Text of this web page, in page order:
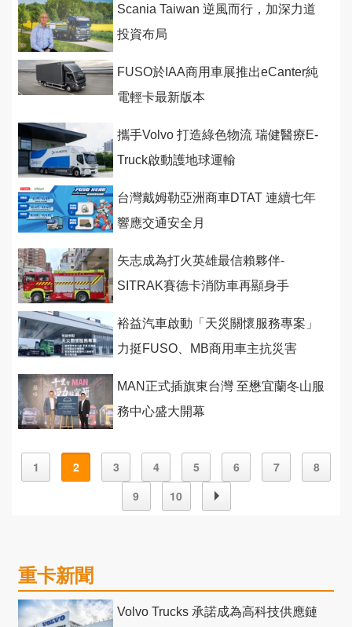
Scania Taiwan 逆風而行，加深力道
投資布局
FUSO於IAA商用車展推出eCanter純
電輕卡最新版本
攜手Volvo 打造綠色物流 瑞健醫療E-
Truck啟動護地球運輸
台灣戴姆勒亞洲商車DTAT 連續七年
響應交通安全月
矢志成為打火英雄最信賴夥伴-
SITRAK賽德卡消防車再顯身手
裕益汽車啟動「天災關懷服務專案」
力挺FUSO、MB商用車主抗災害
MAN正式插旗東台灣 至懋宜蘭冬山服
務中心盛大開幕
1 2 3 4 5 6 7
8
9
10
重卡新聞
Volvo Trucks 承諾成為高科技供應鏈